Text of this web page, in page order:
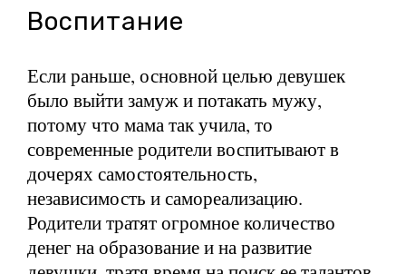
Воспитание
Если раньше, основной целью девушек
было выйти замуж и потакать мужу,
потому что мама так учила, то
современные родители воспитывают в
дочерях самостоятельность,
независимость и самореализацию.
Родители тратят огромное количество
денег на образование и на развитие